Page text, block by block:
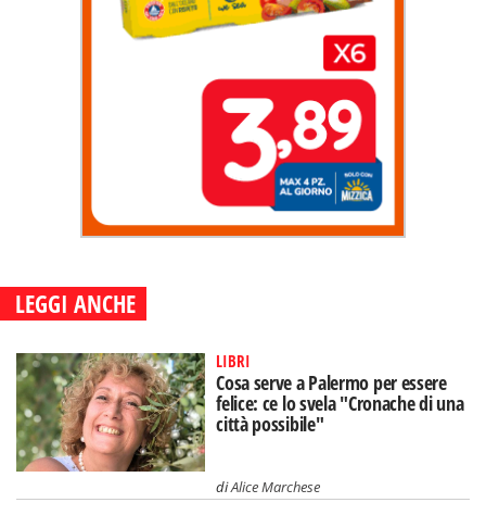
LEGGI ANCHE
LIBRI
Cosa serve a Palermo per essere
felice: ce lo svela "Cronache di una
città possibile"
diAlice Marchese